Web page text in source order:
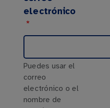
electrónico
Puedes usar el
correo
electrónico o el
nombre de